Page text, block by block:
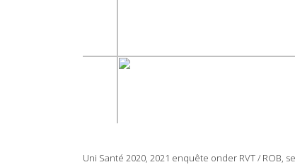
Uni Santé 2020, 2021 enquête onder RVT /